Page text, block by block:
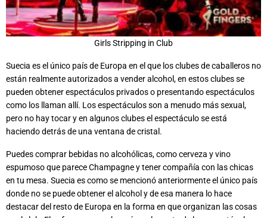
Girls Stripping in Club
Suecia es el único país de Europa en el que los clubes de caballeros no
están realmente autorizados a vender alcohol, en estos clubes se
pueden obtener espectáculos privados o presentando espectáculos
como los llaman allí. Los espectáculos son a menudo más sexual,
pero no hay tocar y en algunos clubes el espectáculo se está
haciendo detrás de una ventana de cristal.
Puedes comprar bebidas no alcohólicas, como cerveza y vino
espumoso que parece Champagne y tener compañía con las chicas
en tu mesa. Suecia es como se mencionó anteriormente el único país
donde no se puede obtener el alcohol y de esa manera lo hace
destacar del resto de Europa en la forma en que organizan las cosas